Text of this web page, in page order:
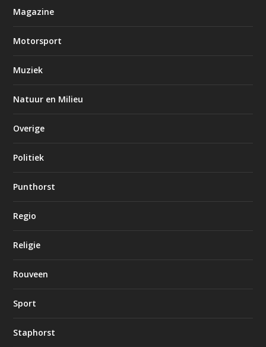
Magazine
Motorsport
Muziek
Natuur en Milieu
Overige
Politiek
Punthorst
Regio
Religie
Rouveen
Sport
Staphorst